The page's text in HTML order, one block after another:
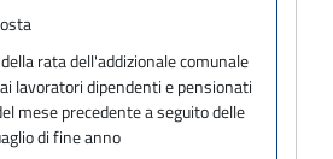
rata dell'addizionale comunale
lavoratori dipendenti e pensionati
mese precedente a seguito delle
di fine anno